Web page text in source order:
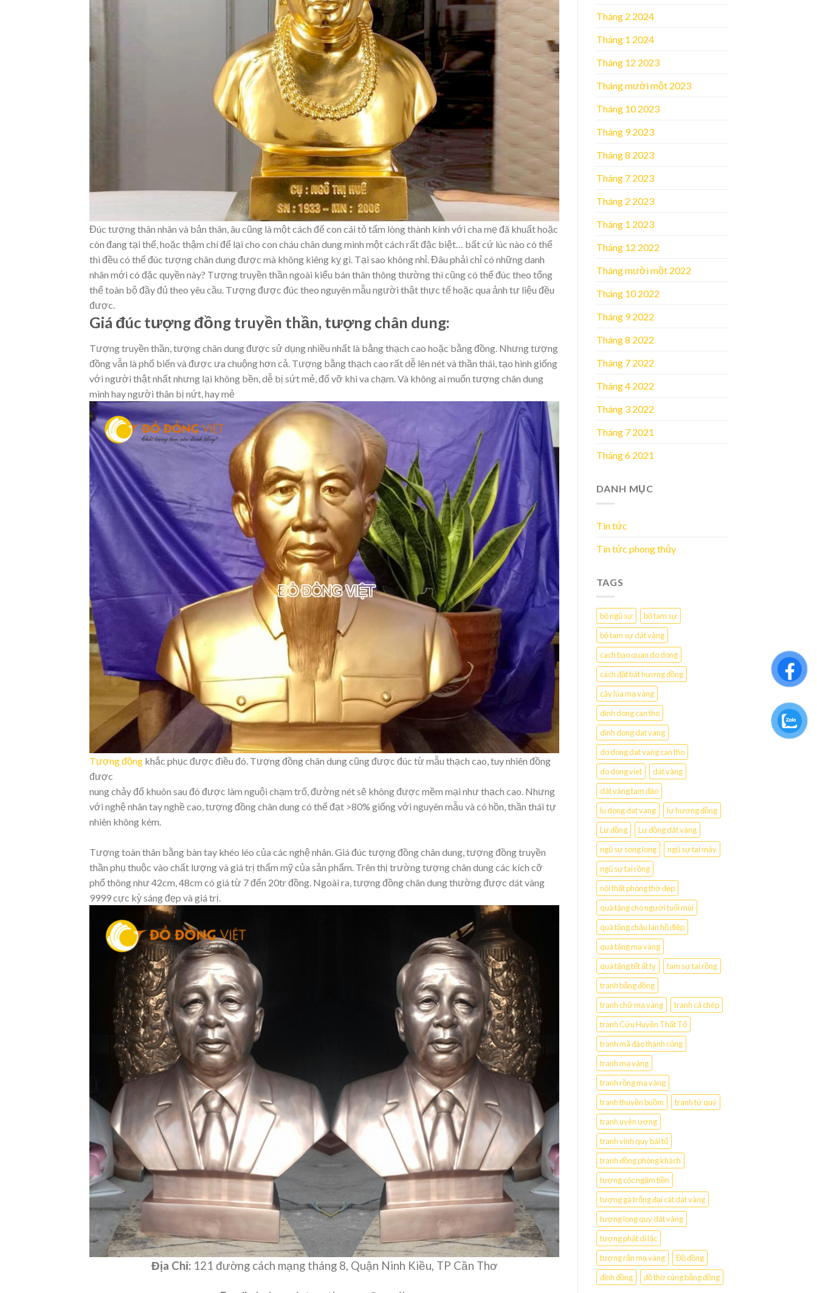
Đúc tượng thân nhân và bản thân, âu cũng là một cách để con cái tỏ tấm lòng thành kính với cha mẹ đã khuất hoặc
còn đang tại thế, hoặc thậm chí để lại cho con cháu chân dung mình một cách rất đặc biệt… bất cứ lúc nào có thể
thì đều có thể đúc tượng chân dung được mà không kiêng kỵ gì. Tại sao không nhỉ. Đâu phải chỉ có những danh
nhân mới có đặc quyền này? Tượng truyền thần ngoài kiểu bán thân thông thường thì cũng có thể đúc theo tổng
thể toàn bộ đầy đủ theo yêu cầu. Tượng được đúc theo nguyên mẫu người thật thực tế hoặc qua ảnh tư liệu đều
được.
Giá đúc tượng đồng truyền thần, tượng chân dung:
Tượng truyền thần, tượng chân dung được sử dụng nhiều nhất là bằng thạch cao hoặc bằng đồng. Nhưng tượng
đồng vẫn là phổ biến và được ưa chuộng hơn cả. Tượng bằng thạch cao rất dễ lên nét và thần thái, tạo hình giống
với người thật nhất nhưng lại không bền, dễ bị sứt mẻ, đổ vỡ khi va chạm. Và không ai muốn tượng chân dung
mình hay người thân bị nứt, hay mẻ
Tượng đồng khắc phục được điều đó. Tượng đồng chân dung cũng được đúc từ mẫu thạch cao, tuy nhiên đồng
được
nung chảy đổ khuôn sau đó được làm nguội chạm trổ, đường nét sẽ không được mềm mại như thạch cao. Nhưng
với nghệ nhân tay nghề cao, tượng đồng chân dung có thể đạt >80% giống với nguyên mẫu và có hồn, thần thái tự
nhiên không kém.
Tượng toàn thân bằng bàn tay khéo léo của các nghệ nhân. Giá đúc tượng đồng chân dung, tượng đồng truyền
thần phụ thuộc vào chất lượng và giá trị thẩm mỹ của sản phẩm. Trên thị trường tượng chân dung các kích cỡ
phổ thông như 42cm, 48cm có giá từ 7 đến 20tr đồng. Ngoài ra, tượng đồng chân dung thường được dát vàng
9999 cực kỳ sáng đẹp và giá trị.
Địa Chỉ:121 đường cách mạng tháng 8, Quận Ninh Kiều, TP Cần Thơ
Tháng 2 2024
Tháng 1 2024
Tháng 12 2023
Tháng mười một 2023
Tháng 10 2023
Tháng 9 2023
Tháng 8 2023
Tháng 7 2023
Tháng 2 2023
Tháng 1 2023
Tháng 12 2022
Tháng mười một 2022
Tháng 10 2022
Tháng 9 2022
Tháng 8 2022
Tháng 7 2022
Tháng 4 2022
Tháng 3 2022
Tháng 7 2021
Tháng 6 2021
DANH MỤC
Tin tức
Tin tức phong thủy
TAGS
bộ ngũ sự
bộ tam sự
bộ tam sự dát vàng
cach bao quan do dong
cách đặt bát hương đồng
cây lúa mạ vàng
dinh dong can tho
dinh dong dat vang
do dong dat vang can tho
do dong viet
dát vàng
dát vàng tam đảo
lu dong dat vang
lư hương đồng
Lư đồng
Lư đồng dát vàng
ngũ sự song long
ngũ sự tai mây
ngũ sự tai rồng
nội thất phòng thờ đẹp
quà tặng cho người tuổi mùi
quà tặng chậu lan hồ điệp
quà tặng mạ vàng
quà tặng tết ất tỵ
tam sự tai rồng
tranh bằng đồng
tranh chữ mạ vàng
tranh cá chép
tranh Cửu Huyền Thất Tổ
tranh mã đáo thành công
tranh mạ vàng
tranh rồng mạ vàng
tranh thuyền buồm
tranh tứ quý
tranh uyên ương
tranh vinh quy bái tổ
tranh đồng phòng khách
tượng cóc ngậm tiền
tượng gà trống đại cát dát vàng
tượng long quy dát vàng
tượng phật di lặc
tượng rắn mạ vàng
Đồ đồng
đỉnh đồng
đồ thờ cúng bằng đồng